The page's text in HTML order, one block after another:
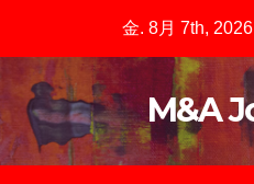
content
金. 8月 7th, 2026
M&A